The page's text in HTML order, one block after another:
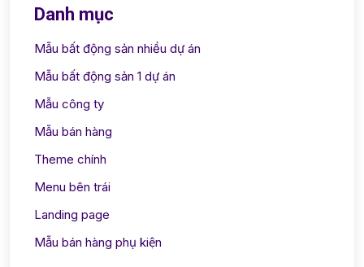
Danh mục
Mẫu bất động sản nhiều dự án
Mẫu bất động sản 1 dự án
Mẫu công ty
Mẫu bán hàng
Theme chính
Menu bên trái
Landing page
Mẫu bán hàng phụ kiện